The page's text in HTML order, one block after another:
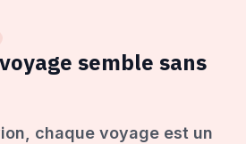
semble sans
chaque voyage est un